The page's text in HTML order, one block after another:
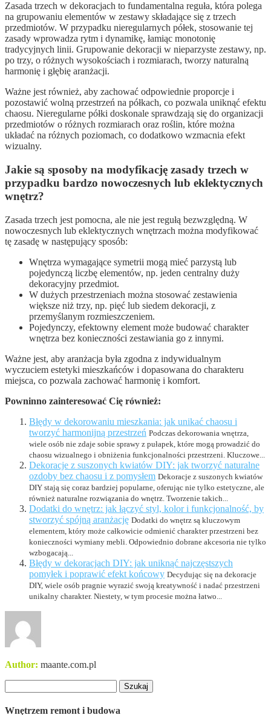
Zasada trzech w dekoracjach to fundamentalna reguła, która polega
na grupowaniu elementów w zestawy składające się z trzech
przedmiotów. W przypadku nieregularnych półek, stosowanie tej
zasady wprowadza rytm i dynamikę, łamiąc monotonię
tradycyjnych linii. Grupowanie dekoracji w nieparzyste zestawy, np.
po trzy, o różnych wysokościach i rozmiarach, tworzy naturalną
harmonię i głębię aranżacji.
Ważne jest również, aby zachować odpowiednie proporcje i
pozostawić wolną przestrzeń na półkach, co pozwala uniknąć efektu
chaosu. Nieregularne półki doskonale sprawdzają się do organizacji
przedmiotów o różnych rozmiarach oraz roślin, które można
układać na różnych poziomach, co dodatkowo wzmacnia efekt
wizualny.
Jakie są sposoby na modyfikację zasady trzech w
przypadku bardzo nowoczesnych lub eklektycznych
wnętrz?
Zasada trzech jest pomocna, ale nie jest regułą bezwzględną. W
nowoczesnych lub eklektycznych wnętrzach można modyfikować
tę zasadę w następujący sposób:
Wnętrza wymagające symetrii mogą mieć parzystą lub
pojedynczą liczbę elementów, np. jeden centralny duży
dekoracyjny przedmiot.
W dużych przestrzeniach można stosować zestawienia
większe niż trzy, np. pięć lub siedem dekoracji, z
przemyślanym rozmieszczeniem.
Pojedynczy, efektowny element może budować charakter
wnętrza bez konieczności zestawiania go z innymi.
Ważne jest, aby aranżacja była zgodna z indywidualnym
wyczuciem estetyki mieszkańców i dopasowana do charakteru
miejsca, co pozwala zachować harmonię i komfort.
Powninno zainteresować Cię również:
Błędy w dekorowaniu mieszkania: jak unikać chaosu i
tworzyć harmonijną przestrzeń Podczas dekorowania wnętrza,
wiele osób nie zdaje sobie sprawy z pułapek, które mogą prowadzić do
chaosu wizualnego i obniżenia funkcjonalności przestrzeni. Kluczowe...
Dekoracje z suszonych kwiatów DIY: jak tworzyć naturalne
ozdoby bez chaosu i z pomysłem Dekoracje z suszonych kwiatów
DIY stają się coraz bardziej popularne, oferując nie tylko estetyczne, ale
również naturalne rozwiązania do wnętrz. Tworzenie takich...
Dodatki do wnętrz: jak łączyć styl, kolor i funkcjonalność, by
stworzyć spójną aranżację Dodatki do wnętrz są kluczowym
elementem, który może całkowicie odmienić charakter przestrzeni bez
konieczności wymiany mebli. Odpowiednio dobrane akcesoria nie tylko
wzbogacają...
Błędy w dekoracjach DIY: jak uniknąć najczęstszych
pomyłek i poprawić efekt końcowy Decydując się na dekoracje
DIY, wiele osób pragnie wyrazić swoją kreatywność i nadać przestrzeni
unikalny charakter. Niestety, w tym procesie można łatwo...
Author: maante.com.pl
Wnętrzem remont i budowa